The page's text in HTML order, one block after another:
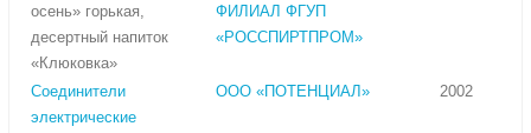
осень» горькая,
десертный напиток
«Клюковка»
ФИЛИАЛ ФГУП
«РОССПИРТПРОМ»
Соединители
электрические
ООО «ПОТЕНЦИАЛ» 2002